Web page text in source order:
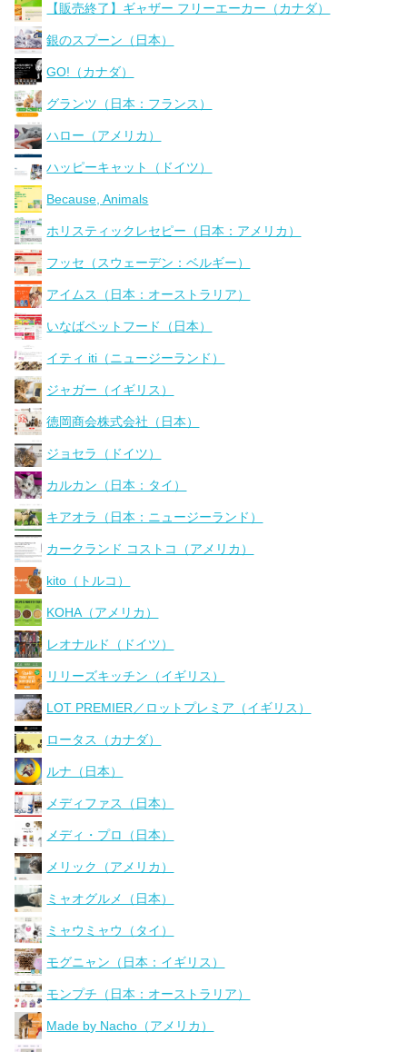
【販売終了】ギャザー フリーエーカー（カナダ）
銀のスプーン（日本）
GO!（カナダ）
グランツ（日本：フランス）
ハロー（アメリカ）
ハッピーキャット（ドイツ）
Because, Animals
ホリスティックレセピー（日本：アメリカ）
フッセ（スウェーデン：ベルギー）
アイムス（日本：オーストラリア）
いなばペットフード（日本）
イティ iti（ニュージーランド）
ジャガー（イギリス）
徳岡商会株式会社（日本）
ジョセラ（ドイツ）
カルカン（日本：タイ）
キアオラ（日本：ニュージーランド）
カークランド コストコ（アメリカ）
kito（トルコ）
KOHA（アメリカ）
レオナルド（ドイツ）
リリーズキッチン（イギリス）
LOT PREMIER／ロットプレミア（イギリス）
ロータス（カナダ）
ルナ（日本）
メディファス（日本）
メディ・プロ（日本）
メリック（アメリカ）
ミャオグルメ（日本）
ミャウミャウ（タイ）
モグニャン（日本：イギリス）
モンプチ（日本：オーストラリア）
Made by Nacho（アメリカ）